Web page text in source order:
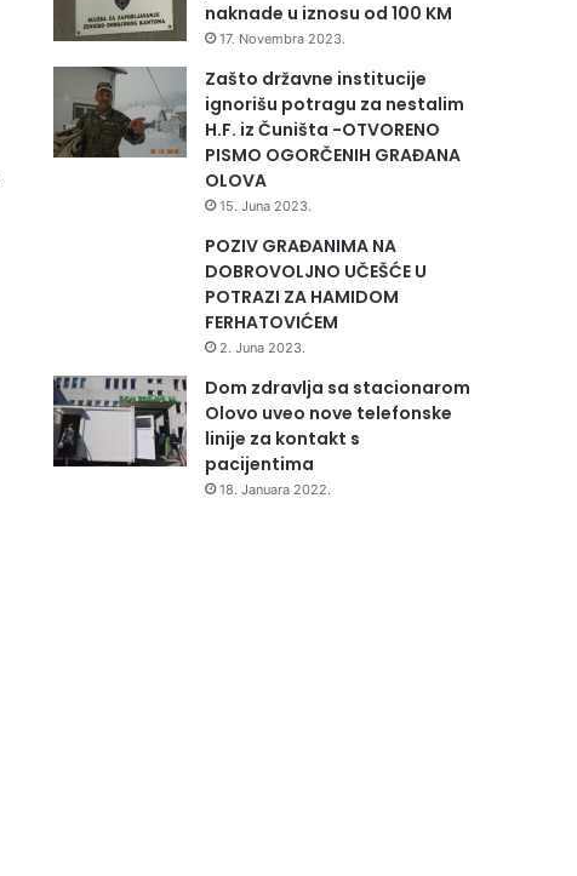
naknade u iznosu od 100 KM
17. Novembra 2023.
Zašto državne institucije
ignorišu potragu za nestalim
H.F. iz Čuništa -OTVORENO
PISMO OGORČENIH GRAĐANA
OLOVA
15. Juna 2023.
POZIV GRAĐANIMA NA
DOBROVOLJNO UČEŠĆE U
POTRAZI ZA HAMIDOM
FERHATOVIĆEM
2. Juna 2023.
Dom zdravlja sa stacionarom
Olovo uveo nove telefonske
linije za kontakt s
pacijentima
18. Januara 2022.